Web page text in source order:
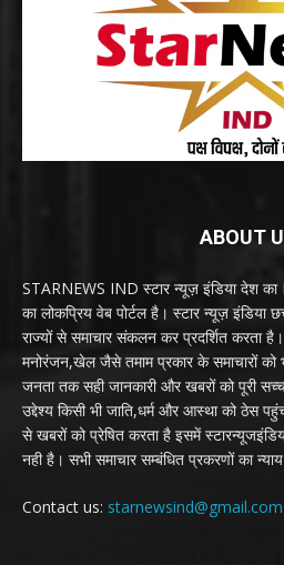
ABOUT
STARNEWS IND स्टार न्यूज़ इंडिया देश का
का लोकप्रिय वेब पोर्टल है। स्टार न्यूज़ इंडिया
राज्यों से समाचार संकलन कर प्रदर्शित करता
मनोरंजन,खेल जैसे तमाम प्रकार के समाचारों को
जनता तक सही जानकारी और खबरों को पूरी
उद्देश्य किसी भी जाति,धर्म और आस्था को ठेस
से खबरों को प्रेषित करता है इसमें
नही है। सभी समाचार सम्बंधित प्रकरणों का न्याय
Contact us: starnewsind@gmail.com